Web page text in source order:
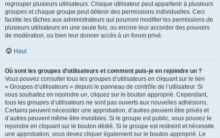
regrouper plusieurs utilisateurs. Chaque utilisateur peut appartenir à plusieurs
groupes et chaque groupe peut détenir des permissions individuelles. Ceci
facilite les tâches aux administrateurs qui pourront modifier les permissions de
plusieurs utilisateurs en une seule fois, ou encore leur accorder des pouvoirs
de modération, ou bien leur donner accès à un forum privé.
Haut
Où sont les groupes d’utilisateurs et comment puis-je en rejoindre un ?
Vous pouvez consulter tous les groupes d’utilisateurs en cliquant sur le lien
« Groupes d’utilisateurs » depuis le panneau de contrôle de l’utilisateur. Si
vous souhaitez en rejoindre un, cliquez sur le bouton approprié. Cependant,
tous les groupes d’utilisateurs ne sont pas ouverts aux nouvelles adhésions.
Certains peuvent nécessiter une approbation, d’autres peuvent être privés et
d’autres peuvent même être invisibles. Si le groupe est public, vous pouvez le
rejoindre en cliquant sur le bouton dédié. Si le groupe est restreint et nécessite
une approbation, vous devez cliquer également sur le bouton approprié. Le